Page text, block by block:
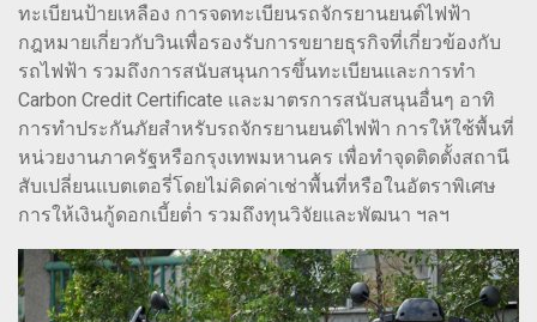
ทะเบียนป้ายเหลือง การจดทะเบียนรถจักรยานยนต์ไฟฟ้า
กฎหมายเกี่ยวกับวินเพื่อรองรับการขยายธุรกิจที่เกี่ยวข้องกับ
รถไฟฟ้า รวมถึงการสนับสนุนการขึ้นทะเบียนและการทำ
Carbon Credit Certificate และมาตรการสนับสนุนอื่นๆ อาทิ
การทำประกันภัยสำหรับรถจักรยานยนต์ไฟฟ้า การให้ใช้พื้นที่
หน่วยงานภาครัฐหรือกรุงเทพมหานคร เพื่อทำจุดติดตั้งสถานี
สับเปลี่ยนแบตเตอรี่โดยไม่คิดค่าเช่าพื้นที่หรือในอัตราพิเศษ
การให้เงินกู้ดอกเบี้ยต่ำ รวมถึงทุนวิจัยและพัฒนา ฯลฯ